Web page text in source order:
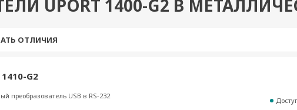
UPORT 1400-G2 В
ОТЛИЧИЯ
G2
преобразователь USB в RS-232